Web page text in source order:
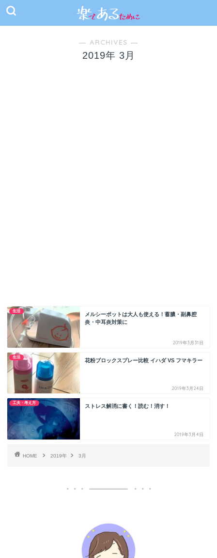
― ARCHIVES ―
2019年 3月
生活
メルシーポットは大人も使える！蓄膿・副鼻腔
炎・中耳炎対策に
2019年3月31日
生活
花粉ブロックスプレー比較 イハダ VS フマキラー
2019年3月24日
工夫・考え方
ストレス解消に書く！読む！消す！
2019年3月4日
HOME 2019年 3月